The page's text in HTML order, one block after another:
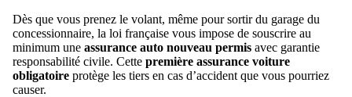
Dès que vous prenez le volant, même pour sortir du garage du
concessionnaire, la loi française vous impose de souscrire au
minimum une assurance auto nouveau permis avec garantie
responsabilité civile. Cette première assurance voiture
obligatoire protège les tiers en cas d’accident que vous pourriez
causer.